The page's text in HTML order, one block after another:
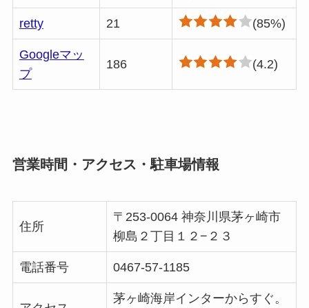
retty 21 (85%)
Googleマッ
プ
186 (4.2)
営業時間・アクセス・駐車場情報
住所
〒253-0064 神奈川県茅ヶ崎市
柳島２丁目１２−２３
電話番号 0467-57-1185
茅ヶ崎海岸インターからすぐ。